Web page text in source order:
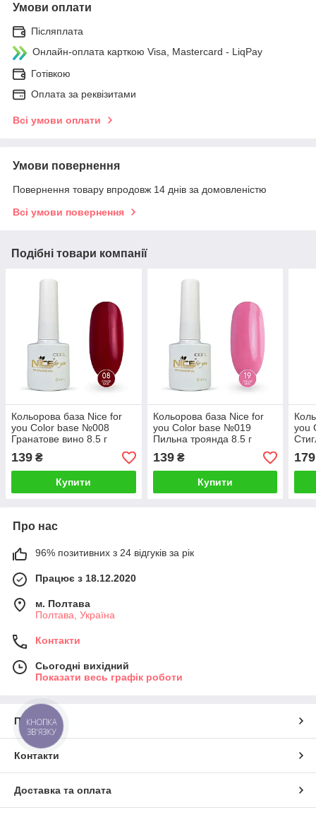
Умови оплати
Післяплата
Онлайн-оплата карткою Visa, Mastercard - LiqPay
Готівкою
Оплата за реквізитами
Всі умови оплати
Умови повернення
Повернення товару впродовж 14 днів за домовленістю
Всі умови повернення
Подібні товари компанії
Кольорова база Nice for
you Color base №008
Гранатове вино 8.5 г
139 ₴
Купити
Кольорова база Nice for
you Color base №019
Пильна троянда 8.5 г
139₴
Купити
you
179
Про нас
96% позитивних з 24 відгуків за рік
Працює з 18.12.2020
м. Полтава
Полтава, Україна
Контакти
Сьогодні вихідний
Показати весь графік роботи
Про нас
Контакти
Доставка та оплата
КНОПКА
ЗВ'ЯЗКУ